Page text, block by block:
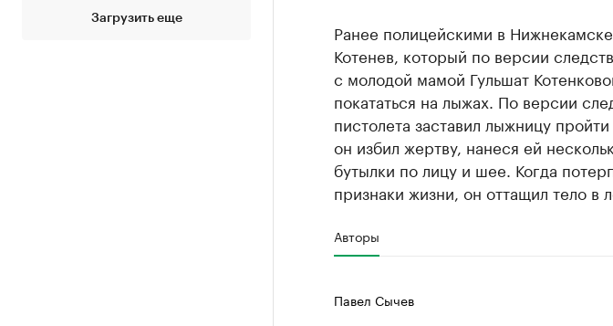
Загрузить еще
Ранее полицейскими в
Котенев, который по версии
с молодой мамой Гульшат
покататься на лыжах. По версии
пистолета заставил лыжницу
он избил жертву, нанеся ей
бутылки по лицу и шее. Когда
признаки жизни, он оттащил тело в
Авторы
Павел Сычев